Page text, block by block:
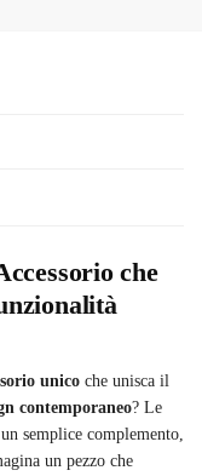
che
unico che unisca il
contemporaneo? Le
semplice complemento,
un pezzo che